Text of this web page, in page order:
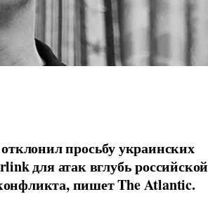
просьбу украинских
для атак вглубь российской
пишет The Atlantic.